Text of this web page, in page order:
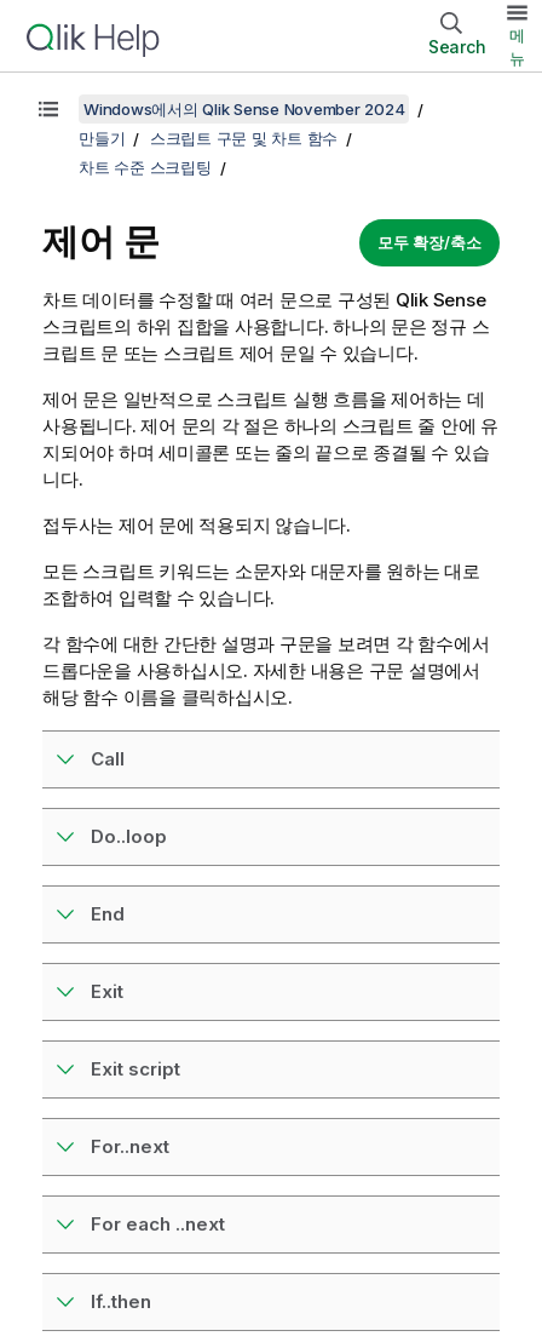
Search
메
뉴
Windows에서의 Qlik Sense November 2024
만들기
스크립트 구문 및 차트 함수
차트 수준 스크립팅
모두 확장/축소
제어 문
차트 데이터를 수정할 때 여러 문으로 구성된 Qlik Sense
스크립트의 하위 집합을 사용합니다. 하나의 문은 정규 스
크립트 문 또는 스크립트 제어 문일 수 있습니다.
제어 문은 일반적으로 스크립트 실행 흐름을 제어하는 데
사용됩니다. 제어 문의 각 절은 하나의 스크립트 줄 안에 유
지되어야 하며 세미콜론 또는 줄의 끝으로 종결될 수 있습
니다.
접두사는 제어 문에 적용되지 않습니다.
모든 스크립트 키워드는 소문자와 대문자를 원하는 대로
조합하여 입력할 수 있습니다.
각 함수에 대한 간단한 설명과 구문을 보려면 각 함수에서
드롭다운을 사용하십시오. 자세한 내용은 구문 설명에서
해당 함수 이름을 클릭하십시오.
Call
Do..loop
End
Exit
Exit script
For..next
For each ..next
If..then